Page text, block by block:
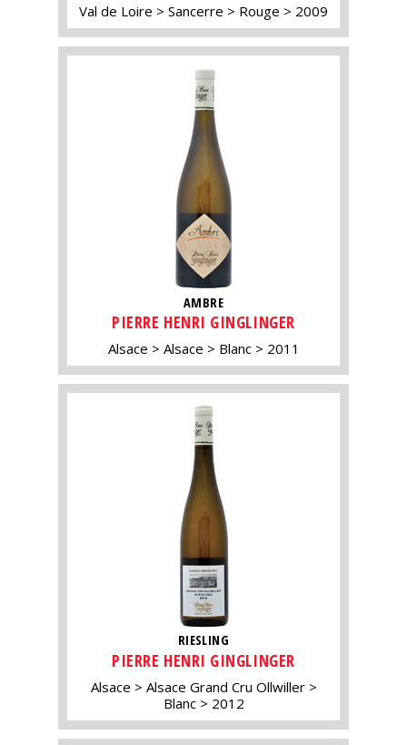
Val de Loire Sancerre Rouge 2009
AMBRE
PIERRE HENRI GINGLINGER
Alsace Alsace Blanc 2011
RIESLING
PIERRE HENRI GINGLINGER
Alsace
Alsace Grand Cru Ollwiller
Blanc
2012